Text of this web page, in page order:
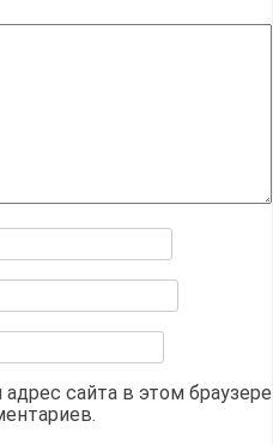
сайта в этом браузере